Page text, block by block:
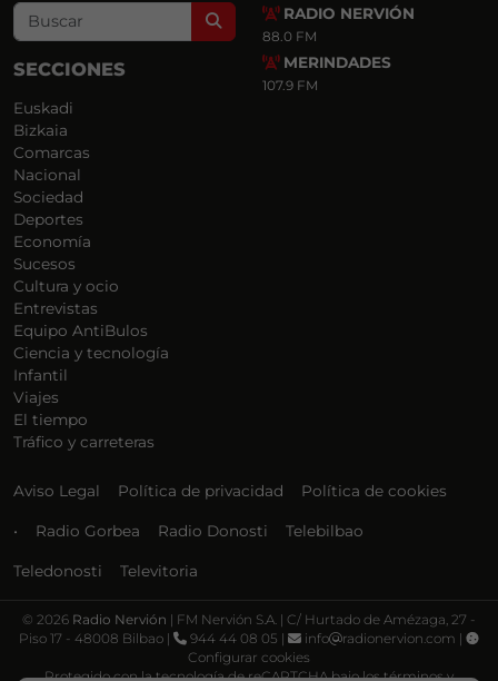
Search
SECCIONES
Euskadi
Bizkaia
Comarcas
Nacional
Sociedad
Deportes
Economía
Sucesos
Cultura y ocio
Entrevistas
Equipo AntiBulos
Ciencia y tecnología
Infantil
Viajes
El tiempo
Tráfico y carreteras
RADIO NERVIÓN
88.0 FM
MERINDADES
107.9 FM
Aviso Legal Política de privacidad Política de cookies
• Radio Gorbea Radio Donosti Telebilbao
Teledonosti Televitoria
© 2026 Radio Nervión | FM Nervión S.A. | C/ Hurtado de Amézaga, 27 -
Piso 17 - 48008 Bilbao |
944 44 08 05 | info
radionervion.com |
Configurar cookies
Protegido con la tecnología de reCAPTCHA bajo los términos y